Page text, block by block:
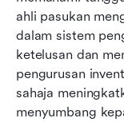
ahli pasukan
dalam sistem
ketelusan dan
pengurusan
sahaja
menyumbang